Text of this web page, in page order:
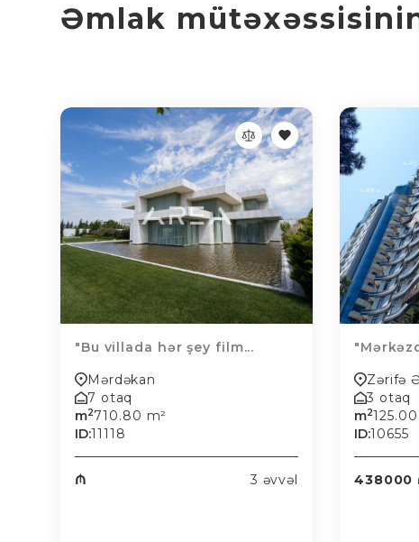
Əmlak
"Bu villada hər şey film...
Mərdəkan
7 otaq
m2710.80 m²
ID:11118
₼ 3 əvvəl
Zərifə
3 otaq
m2
ID:10655
438000